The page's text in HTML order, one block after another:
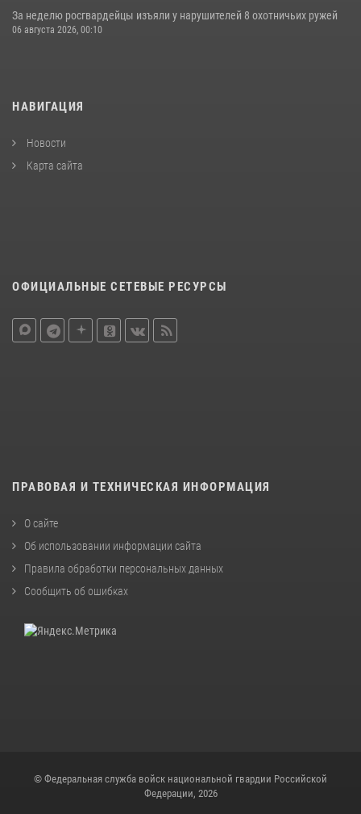
За неделю росгвардейцы изъяли у нарушителей 8 охотничьих ружей
06 августа 2026, 00:10
НАВИГАЦИЯ
Новости
Карта сайта
ОФИЦИАЛЬНЫЕ СЕТЕВЫЕ РЕСУРСЫ
ПРАВОВАЯ И ТЕХНИЧЕСКАЯ ИНФОРМАЦИЯ
О сайте
Об использовании информации сайта
Правила обработки персональных данных
Сообщить об ошибках
© Федеральная служба войск национальной гвардии Российской
Федерации, 2026